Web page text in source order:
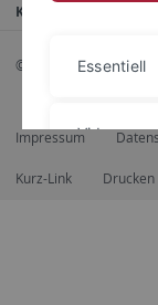
Kontaktinfo
© 2026 Eberhard Karls
Impressum
Kurz-Link Drucken
Essentiell
Videos